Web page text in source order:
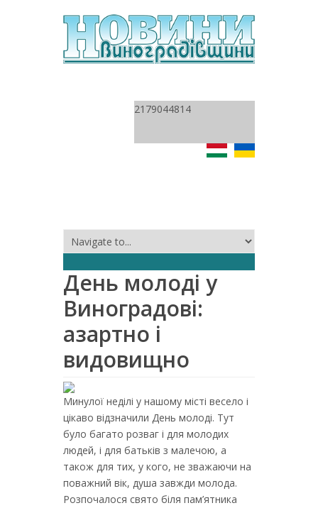
2179044814
День молоді у
Виноградові:
азартно і
видовищно
Минулої неділі у нашому місті весело і
цікаво відзначили День молоді. Тут
було багато розваг і для молодих
людей, і для батьків з малечою, а
також для тих, у кого, не зважаючи на
поважний вік, душа завжди молода.
Розпочалося свято біля пам’ятника